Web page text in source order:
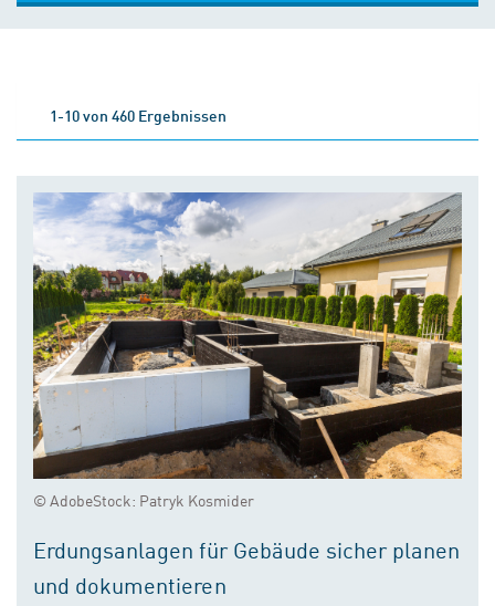
1-10 von 460 Ergebnissen
© AdobeStock: Patryk Kosmider
Erdungsanlagen für Gebäude sicher planen
und dokumentieren